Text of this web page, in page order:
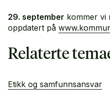
29. september kommer vi
oppdatert på
Relaterte
Etikk og samfunnsansvar